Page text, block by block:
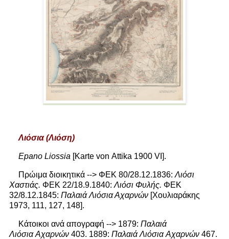
Λιόσια (Λιόση)
Epano Liossia [Karte von Attika 1900 VI].
Πρώιμα διοικητικά --> ΦΕΚ 80/28.12.1836:Λιόσι
Χαστιάς. ΦΕΚ 22/18.9.1840: Λιόσι Φυλής. ΦΕΚ
32/8.12.1845: Παλαιά Λιόσια Αχαρνών[Χουλιαράκης
1973, 111, 127, 148].
Κάτοικοι ανά απογραφή --> 1879:Παλαιά
Λιόσια Αχαρνών403. 1889: Παλαιά Λιόσια Αχαρνών467.